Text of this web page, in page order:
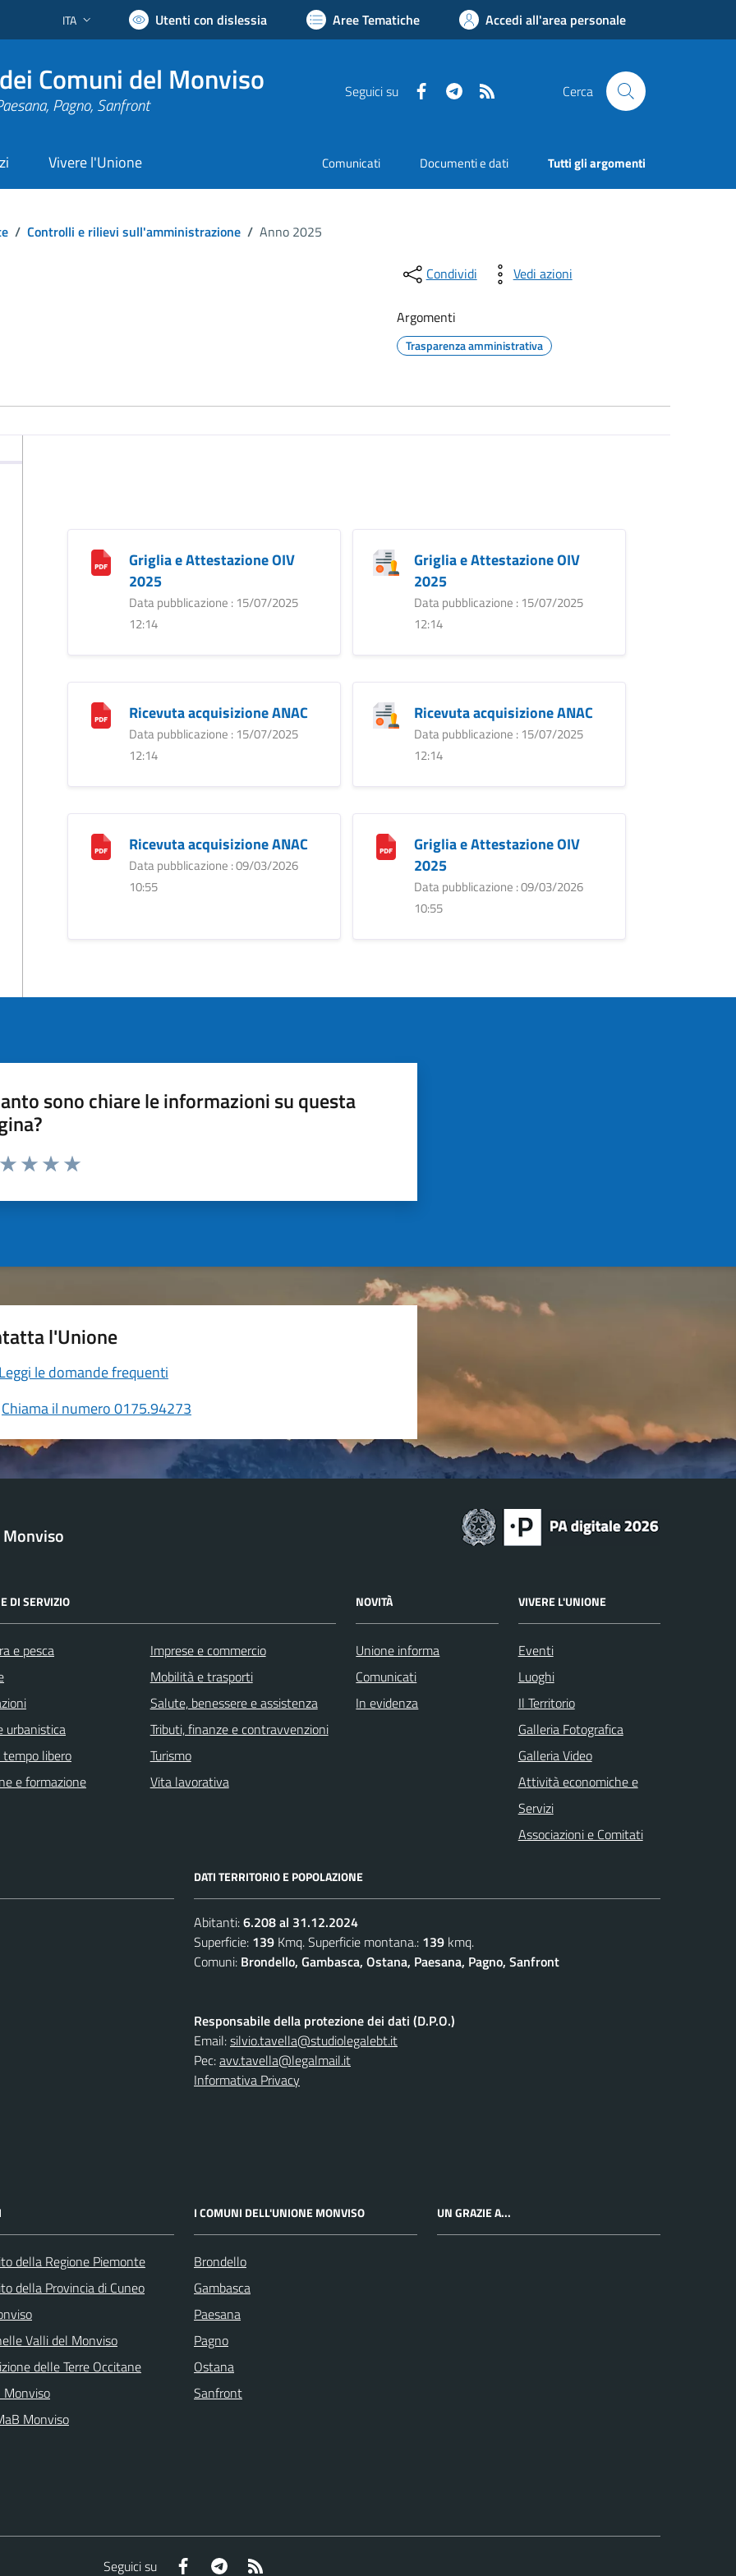
Lingua attiva:
ITA Utenti con dislessia Aree Tematiche Accedi all'area personale
Comuni del Monviso
Pagno, Sanfront
Seguici su FacebookTelegram Cerca
Vivere l'Unione Comunicati Documenti e dati Tutti gli argomenti
/ Controlli e rilievi sull'amministrazione / Anno 2025
Condividi Vedi azioni
Argomenti
Trasparenza amministrativa
Griglia e Attestazione OIV
2025
Data pubblicazione : 15/07/2025
12:14
Griglia e Attestazione OIV
2025
Data pubblicazione : 15/07/2025
12:14
Ricevuta acquisizione ANAC
Data pubblicazione : 15/07/2025
12:14
Ricevuta acquisizione ANAC
Data pubblicazione : 15/07/2025
12:14
Ricevuta acquisizione ANAC
Data pubblicazione : 09/03/2026
10:55
Griglia e Attestazione OIV
2025
Data pubblicazione : 09/03/2026
10:55
sono chiare le informazioni su questa
da 1 a 5 stelle la pagina
l'Unione
le domande frequenti
Chiama il numero 0175.94273
DI SERVIZIO
e pesca
urbanistica
libero
e formazione
Imprese e commercio
Mobilità e trasporti
Salute, benessere e assistenza
Tributi, finanze e contravvenzioni
Turismo
Vita lavorativa
NOVITÀ
Unione informa
Comunicati
In evidenza
VIVERE L'UNIONE
Eventi
Luoghi
Il Territorio
Galleria Fotografica
Galleria Video
Attività economiche e
Servizi
Associazioni e Comitati
DATI TERRITORIO E POPOLAZIONE
Abitanti:6.208 al 31.12.2024
Superficie: 139 Kmq. Superficie montana.: 139 kmq.
Comuni: Brondello, Gambasca, Ostana, Paesana, Pagno, Sanfront
Responsabile della protezione dei dati (D.P.O.)
Email:silvio.tavella@studiolegalebt.it
Pec:avv.tavella@legalmail.it
Informativa Privacy
della Regione Piemonte
della Provincia di Cuneo
Valli del Monviso
delle Terre Occitane
Monviso
Monviso
I COMUNI DELL'UNIONE MONVISO
Brondello
Gambasca
Paesana
Pagno
Ostana
Sanfront
UN GRAZIE A...
Seguici su Facebook Telegram